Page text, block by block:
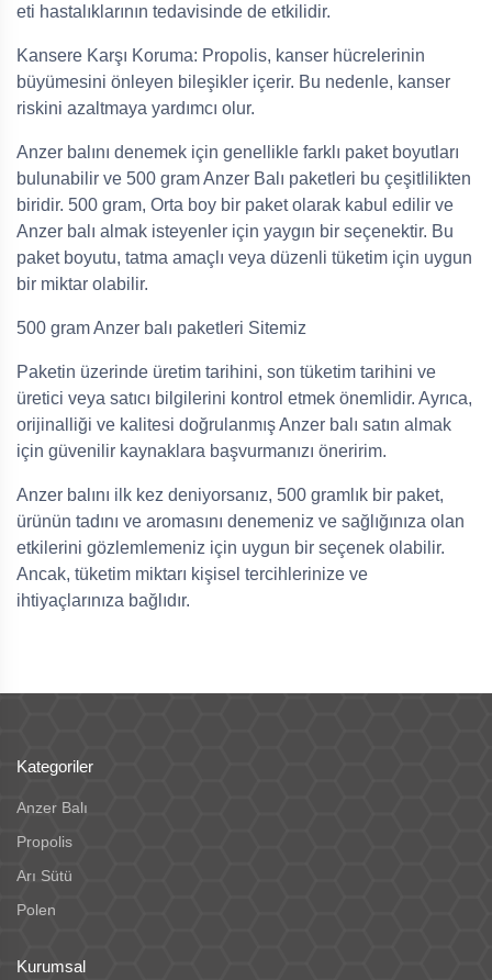
eti hastalıklarının tedavisinde de etkilidir.
Kansere Karşı Koruma: Propolis, kanser hücrelerinin
büyümesini önleyen bileşikler içerir. Bu nedenle, kanser
riskini azaltmaya yardımcı olur.
Anzer balını denemek için genellikle farklı paket boyutları
bulunabilir ve 500 gram Anzer Balı paketleri bu çeşitlilikten
biridir. 500 gram, Orta boy bir paket olarak kabul edilir ve
Anzer balı almak isteyenler için yaygın bir seçenektir. Bu
paket boyutu, tatma amaçlı veya düzenli tüketim için uygun
bir miktar olabilir.
500 gram Anzer balı paketleri Sitemiz
Paketin üzerinde üretim tarihini, son tüketim tarihini ve
üretici veya satıcı bilgilerini kontrol etmek önemlidir. Ayrıca,
orijinalliği ve kalitesi doğrulanmış Anzer balı satın almak
için güvenilir kaynaklara başvurmanızı öneririm.
Anzer balını ilk kez deniyorsanız, 500 gramlık bir paket,
ürünün tadını ve aromasını denemeniz ve sağlığınıza olan
etkilerini gözlemlemeniz için uygun bir seçenek olabilir.
Ancak, tüketim miktarı kişisel tercihlerinize ve
ihtiyaçlarınıza bağlıdır.
Kategoriler
Anzer Balı
Propolis
Arı Sütü
Polen
Kurumsal